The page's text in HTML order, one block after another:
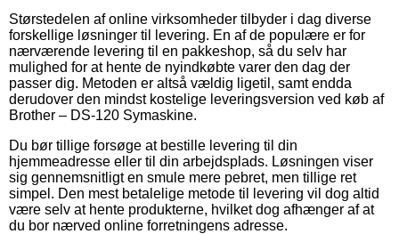
Størstedelen af online virksomheder tilbyder i dag diverse
forskellige løsninger til levering. En af de populære er for
nærværende levering til en pakkeshop, så du selv har
mulighed for at hente de nyindkøbte varer den dag der
passer dig. Metoden er altså vældig ligetil, samt endda
derudover den mindst kostelige leveringsversion ved køb af
Brother – DS-120 Symaskine.
Du bør tillige forsøge at bestille levering til din
hjemmeadresse eller til din arbejdsplads. Løsningen viser
sig gennemsnitligt en smule mere pebret, men tillige ret
simpel. Den mest betalelige metode til levering vil dog altid
være selv at hente produkterne, hvilket dog afhænger af at
du bor nærved online forretningens adresse.